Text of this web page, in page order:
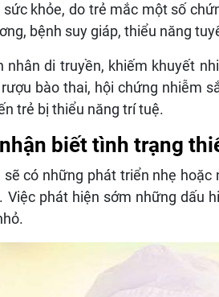
khỏe, do trẻ mắc một số
bệnh suy giáp, thiểu năng
nhân di truyền, khiếm khuyết
bào thai, hội chứng nhiễm
trẻ bị thiểu năng trí tuệ.
biết tình trạng
có những phát triển nhẹ
phát hiện sớm những dấu